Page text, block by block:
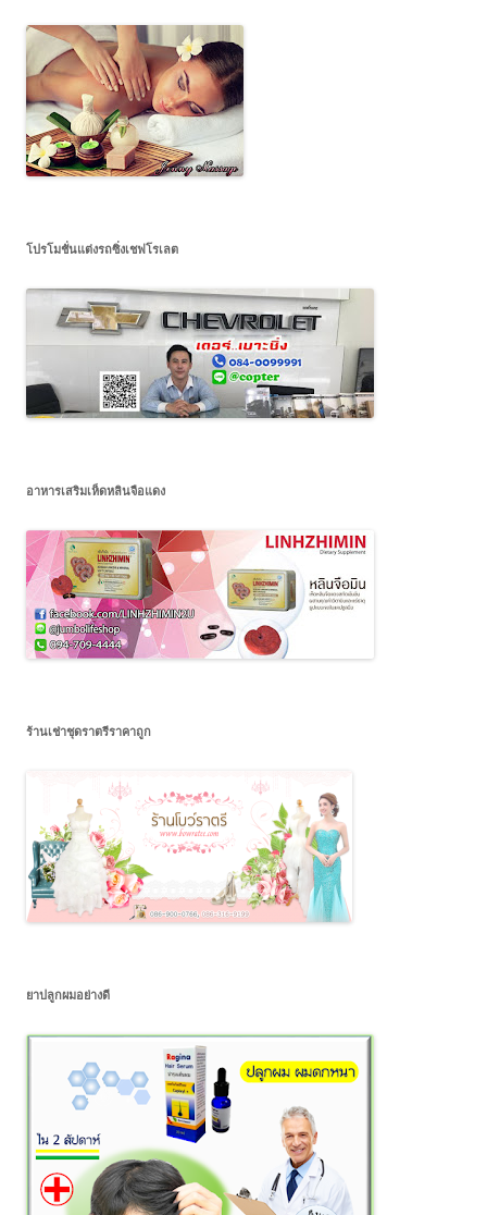
โปรโมชั่นแต่งรถซิ่งเชฟโรเลต
อาหารเสริมเห็ดหลินจือแดง
ร้านเช่าชุดราตรีราคาถูก
ยาปลูกผมอย่างดี